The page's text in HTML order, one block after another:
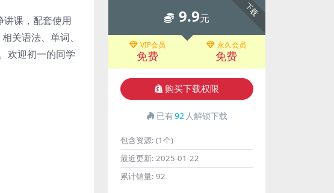
课，配套使用
关语法、单词、
欢迎初一的同学
下载
9.9元
VIP会员
免费
永久会员
免费
购买下载权限
已有92 人解锁下载
包含资源: (1个)
最近更新: 2025-01-22
累计销量: 92